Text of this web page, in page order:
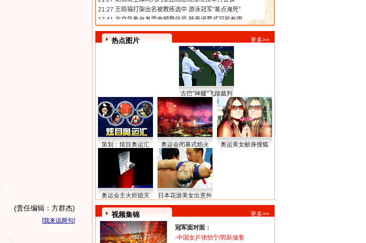
(责任编辑：方群杰)
[我来说两句]
热点图片 更多>>
古巴"神腿"飞踹裁判
策划：炫目奥运汇 奥运会闭幕式焰火 奥运美女献身搜狐
奥运会主火炬熄灭 日本花游美女出意外
视频集锦 更多>>
冠军面对面：
·中国女乒张怡宁/郭跃做客